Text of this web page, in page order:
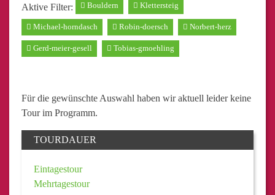
Aktive Filter: Bouldern Klettersteig
Michael-horndasch Robin-doersch Norbert-herz
Gerd-meier-gesell Tobias-gmoehling
Für die gewünschte Auswahl haben wir aktuell leider keine
Tour im Programm.
TOURDAUER
Eintagestour
Mehrtagestour